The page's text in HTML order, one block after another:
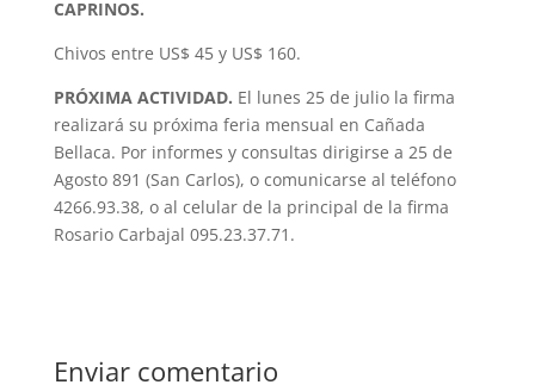
CAPRINOS.
Chivos entre US$ 45 y US$ 160.
PRÓXIMA ACTIVIDAD. El lunes 25 de julio la firma
realizará su próxima feria mensual en Cañada
Bellaca. Por informes y consultas dirigirse a 25 de
Agosto 891 (San Carlos), o comunicarse al teléfono
4266.93.38, o al celular de la principal de la firma
Rosario Carbajal 095.23.37.71.
Enviar comentario